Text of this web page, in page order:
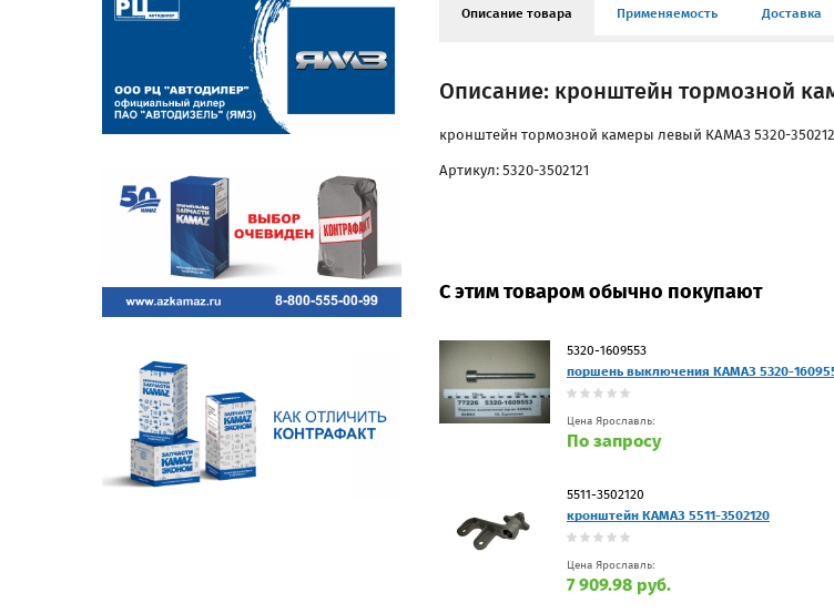
Описание товара Применяемость Доставка
Описание: кронштейн тормозной
кронштейн тормозной камеры левый КАМАЗ 5320-
Артикул: 5320-3502121
С этим товаром обычно покупают
5320-1609553
поршень выключения КАМАЗ 5320-
Цена Ярославль:
По запросу
5511-3502120
кронштейн КАМАЗ 5511-3502120
Цена Ярославль:
7 909.98 руб.